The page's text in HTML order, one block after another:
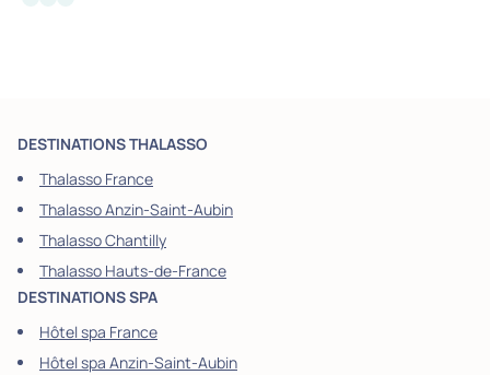
DESTINATIONS THALASSO
Thalasso France
Thalasso Anzin-Saint-Aubin
Thalasso Chantilly
Thalasso Hauts-de-France
DESTINATIONS SPA
Hôtel spa France
Hôtel spa Anzin-Saint-Aubin